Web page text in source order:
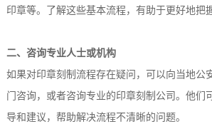
印章等。了解这些基本流程，有助于更好地把
二、咨询专业人士或机构
如果对印章刻制流程存在疑问，可以向当地公
门咨询，或者咨询专业的印章刻制公司。他们
导和建议，帮助解决流程不清晰的问题。